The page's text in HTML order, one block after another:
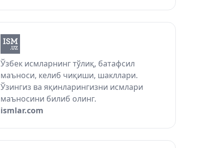
Ўзбек исмларнинг тўлиқ, батафсил
маъноси, келиб чиқиши, шакллари.
Ўзингиз ва яқинларингизни исмлари
маъносини билиб олинг.
ismlar.com